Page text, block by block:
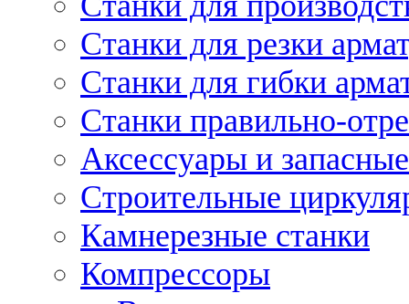
Станки для резки
Станки для гибки
Станки правильно-
Аксессуары и
Строительные
Камнерезные станки
Компрессоры